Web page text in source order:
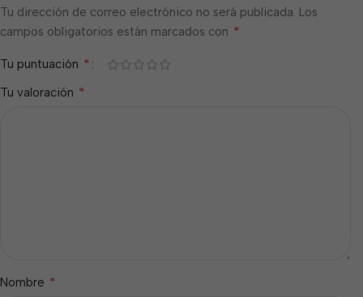
Tu dirección de correo electrónico no será publicada. Los
campos obligatorios están marcados con *
Tu puntuación *
Tu valoración *
Nombre *